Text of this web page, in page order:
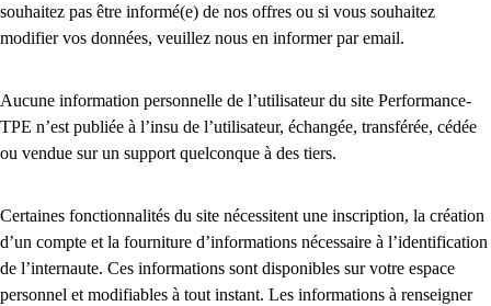
souhaitez pas être informé(e) de nos offres ou si vous souhaitez
modifier vos données, veuillez nous en informer par email.
Aucune information personnelle de l’utilisateur du site Performance-
TPE n’est publiée à l’insu de l’utilisateur, échangée, transférée, cédée
ou vendue sur un support quelconque à des tiers.
Certaines fonctionnalités du site nécessitent une inscription, la création
d’un compte et la fourniture d’informations nécessaire à l’identification
de l’internaute. Ces informations sont disponibles sur votre espace
personnel et modifiables à tout instant. Les informations à renseigner